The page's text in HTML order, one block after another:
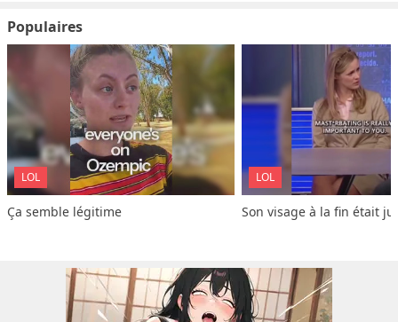
Populaires
LOL
Ça semble légitime
LOL
Son visage à la fin était